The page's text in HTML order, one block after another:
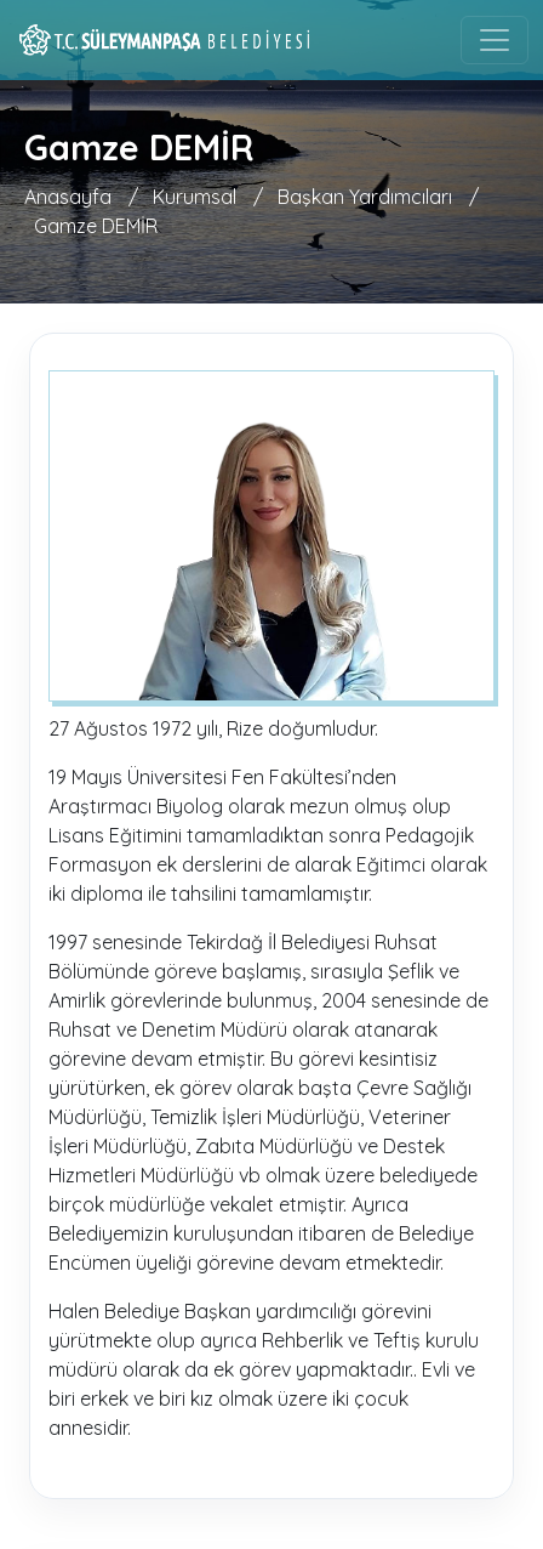
Gamze DEMİR
Anasayfa / Kurumsal / Başkan Yardımcıları /
Gamze DEMİR
27 Ağustos 1972 yılı, Rize doğumludur.
19 Mayıs Üniversitesi Fen Fakültesi’nden
Araştırmacı Biyolog olarak mezun olmuş olup
Lisans Eğitimini tamamladıktan sonra Pedagojik
Formasyon ek derslerini de alarak Eğitimci olarak
iki diploma ile tahsilini tamamlamıştır.
1997 senesinde Tekirdağ İl Belediyesi Ruhsat
Bölümünde göreve başlamış, sırasıyla Şeflik ve
Amirlik görevlerinde bulunmuş, 2004 senesinde de
Ruhsat ve Denetim Müdürü olarak atanarak
görevine devam etmiştir. Bu görevi kesintisiz
yürütürken, ek görev olarak başta Çevre Sağlığı
Müdürlüğü, Temizlik İşleri Müdürlüğü, Veteriner
İşleri Müdürlüğü, Zabıta Müdürlüğü ve Destek
Hizmetleri Müdürlüğü vb olmak üzere belediyede
birçok müdürlüğe vekalet etmiştir. Ayrıca
Belediyemizin kuruluşundan itibaren de Belediye
Encümen üyeliği görevine devam etmektedir.
Halen Belediye Başkan yardımcılığı görevini
yürütmekte olup ayrıca Rehberlik ve Teftiş kurulu
müdürü olarak da ek görev yapmaktadır.. Evli ve
biri erkek ve biri kız olmak üzere iki çocuk
annesidir.